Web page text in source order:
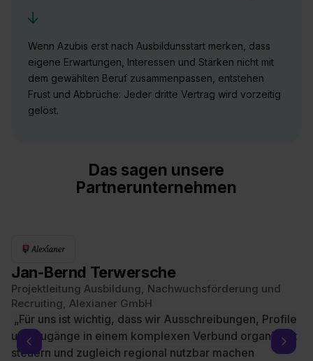
Wenn Azubis erst nach Ausbildunsstart merken, dass
eigene Erwartungen, Interessen und Stärken nicht mit
dem gewählten Beruf zusammenpassen, entstehen
Frust und Abbrüche: Jeder dritte Vertrag wird vorzeitig
gelöst.
Das sagen unsere
Partnerunternehmen
Jan-Bernd Terwersche
Projektleitung Ausbildung, Nachwuchsförderung und
Recruiting, Alexianer GmbH
„Für uns ist wichtig, dass wir Ausschreibungen, Profile
und Zugänge in einem komplexen Verbund organisiert
steuern und zugleich regional nutzbar machen